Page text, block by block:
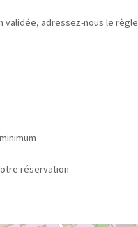
adressez-nous le